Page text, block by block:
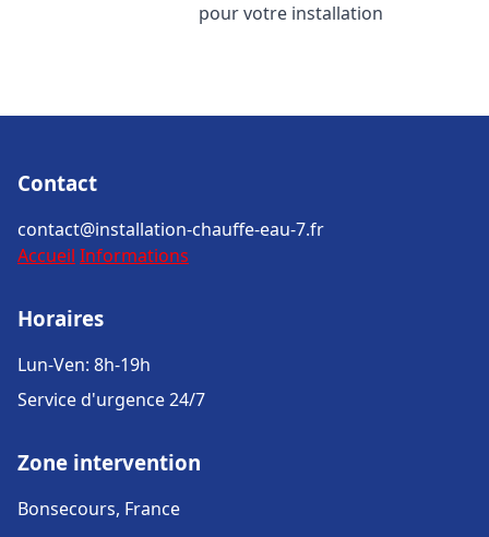
pour votre installation
Contact
contact@installation-chauffe-eau-7.fr
Accueil Informations
Horaires
Lun-Ven: 8h-19h
Service d'urgence 24/7
Zone intervention
Bonsecours, France